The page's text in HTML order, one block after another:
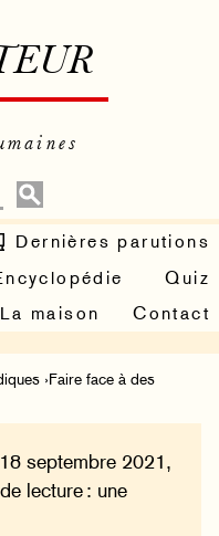
Dernières parutions
Quiz
La maison Contact
›Faire face à des
septembre 2021,
lecture : une